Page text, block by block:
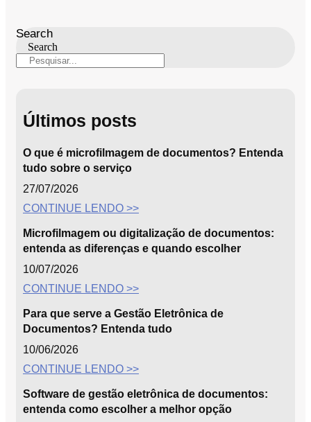
Search
Search
Últimos posts
O que é microfilmagem de documentos? Entenda
tudo sobre o serviço
27/07/2026
CONTINUE LENDO >>
Microfilmagem ou digitalização de documentos:
entenda as diferenças e quando escolher
10/07/2026
CONTINUE LENDO >>
Para que serve a Gestão Eletrônica de
Documentos? Entenda tudo
10/06/2026
CONTINUE LENDO >>
Software de gestão eletrônica de documentos:
entenda como escolher a melhor opção